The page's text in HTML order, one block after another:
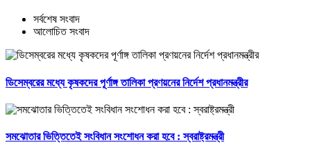
সর্বশেষ সংবাদ
আলোচিত সংবাদ
ডিসেম্বরের মধ্যে কৃষকদের পূর্ণাঙ্গ তালিকা প্রণয়নের নির্দেশ প্রধানমন্ত্রীর
সমঝোতার ভিত্তিতেই সংবিধান সংশোধন করা হবে : স্বরাষ্ট্রমন্ত্রী